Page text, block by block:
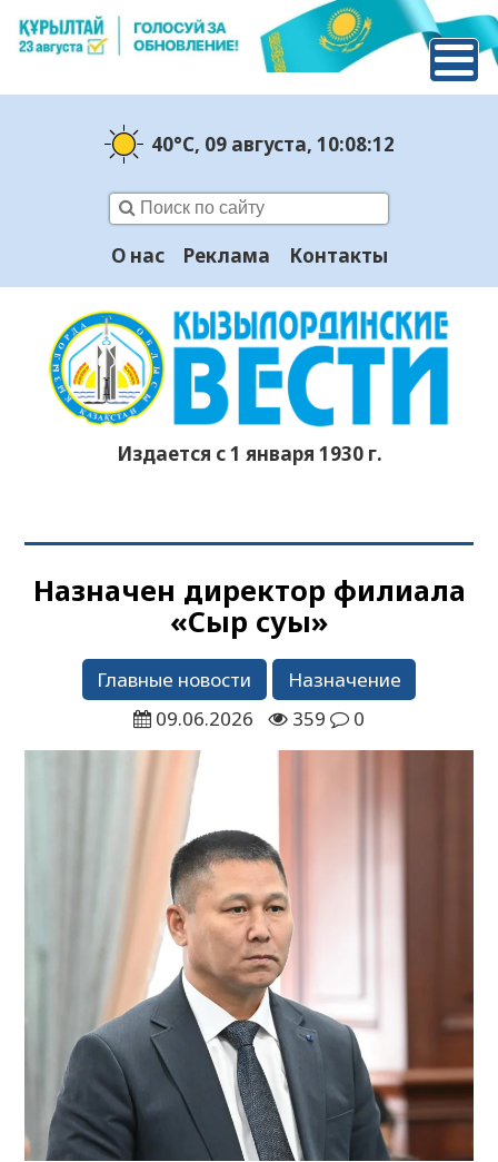
40°C, 09 августа, 10:08:13
О нас Реклама Контакты
Издается с 1 января 1930 г.
Назначен директор филиала
«Сыр суы»
Главные новости
Назначение
09.06.2026
359 0